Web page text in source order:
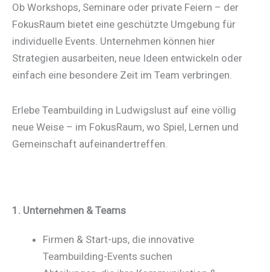
Ob Workshops, Seminare oder private Feiern – der
FokusRaum bietet eine geschützte Umgebung für
individuelle Events. Unternehmen können hier
Strategien ausarbeiten, neue Ideen entwickeln oder
einfach eine besondere Zeit im Team verbringen.
Erlebe Teambuilding in Ludwigslust auf eine völlig
neue Weise – im FokusRaum, wo Spiel, Lernen und
Gemeinschaft aufeinandertreffen.
1. Unternehmen & Teams
Firmen & Start-ups, die innovative
Teambuilding-Events suchen